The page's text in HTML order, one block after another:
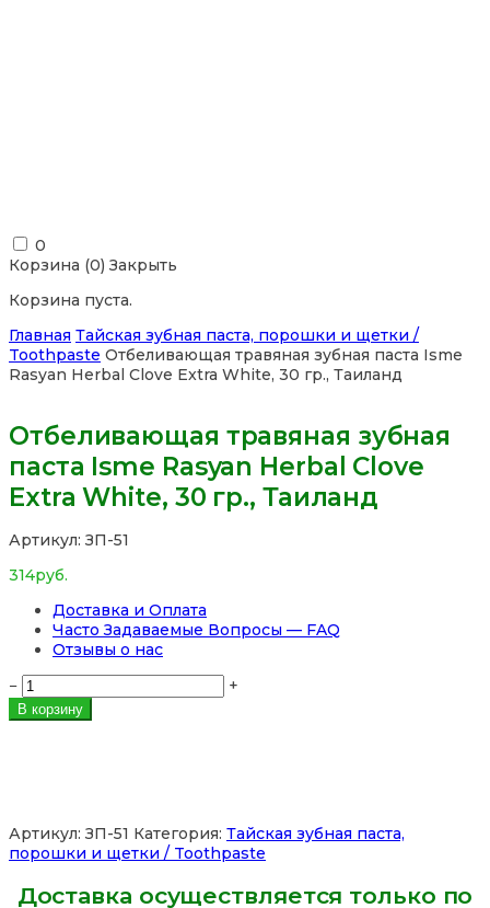
0
Корзина (0) Закрыть
Корзина пуста.
Главная Тайская зубная паста, порошки и щетки /
Toothpaste Отбеливающая травяная зубная паста Isme
Rasyan Herbal Clove Extra White, 30 гр., Таиланд
Отбеливающая травяная зубная
паста Isme Rasyan Herbal Clove
Extra White, 30 гр., Таиланд
Артикул: ЗП-51
314руб.
Доставка и Оплата
Часто Задаваемые Вопросы — FAQ
Отзывы о нас
− Количество
товара
Отбеливающая
Herbal
Clove
White,
+
В корзину
Артикул: ЗП-51 Категория: Тайская зубная паста,
порошки и щетки / Toothpaste
Доставка осуществляется только по